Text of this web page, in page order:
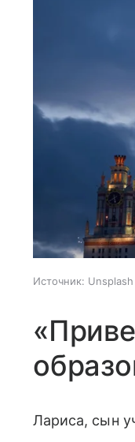
Источник: Unsplash
Лариса, сын